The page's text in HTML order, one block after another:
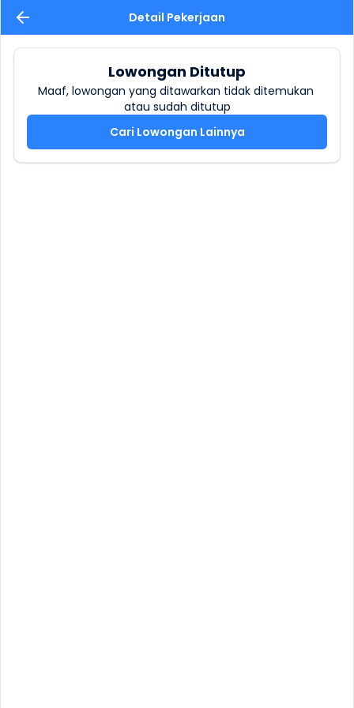
Detail Pekerjaan
Lowongan Ditutup
Maaf, lowongan yang ditawarkan tidak ditemukan
atau sudah ditutup
Cari Lowongan Lainnya